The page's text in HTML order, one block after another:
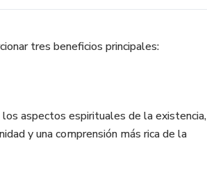
tres beneficios principales:
aspectos espirituales de la existencia,
y una comprensión más rica de la